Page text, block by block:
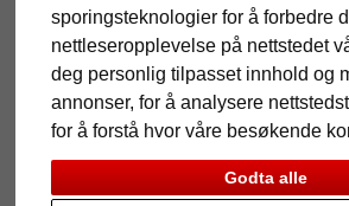
sporingsteknologier for å forbedre
nettleseropplevelse på nettstedet
deg personlig tilpasset innhold og
annonser, for å analysere
for å forstå hvor våre besøkende
Godta alle